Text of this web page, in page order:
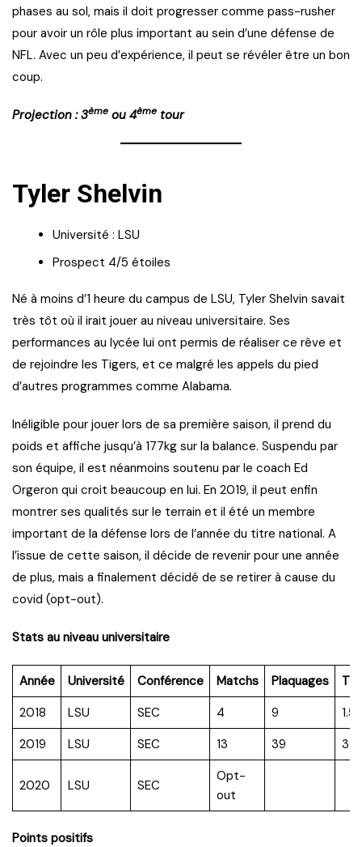
phases au sol, mais il doit progresser comme pass-rusher
pour avoir un rôle plus important au sein d’une défense de
NFL. Avec un peu d’expérience, il peut se révéler être un bon
coup.
Projection : 3ème ou 4ème tour
Tyler Shelvin
Université : LSU
Prospect 4/5 étoiles
Né à moins d’1 heure du campus de LSU, Tyler Shelvin savait
très tôt où il irait jouer au niveau universitaire. Ses
performances au lycée lui ont permis de réaliser ce rêve et
de rejoindre les Tigers, et ce malgré les appels du pied
d’autres programmes comme Alabama.
Inéligible pour jouer lors de sa première saison, il prend du
poids et affiche jusqu’à 177kg sur la balance. Suspendu par
son équipe, il est néanmoins soutenu par le coach Ed
Orgeron qui croit beaucoup en lui. En 2019, il peut enfin
montrer ses qualités sur le terrain et il été un membre
important de la défense lors de l’année du titre national. A
l’issue de cette saison, il décide de revenir pour une année
de plus, mais a finalement décidé de se retirer à cause du
covid (opt-out).
Stats au niveau universitaire
Année Université Conférence Matchs Plaquages
TFL
2018
LSU SEC 4 9
1.5
2019
LSU SEC 13 39 3.0
2020 LSU SEC
Opt-
out
Points positifs